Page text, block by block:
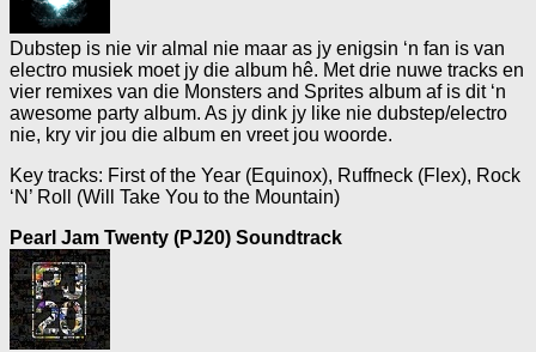
Dubstep is nie vir almal nie maar as jy enigsin ‘n fan is van
electro musiek moet jy die album hê. Met drie nuwe tracks en
vier remixes van die Monsters and Sprites album af is dit ‘n
awesome party album. As jy dink jy like nie dubstep/electro
nie, kry vir jou die album en vreet jou woorde.
Key tracks: First of the Year (Equinox), Ruffneck (Flex), Rock
‘N’ Roll (Will Take You to the Mountain)
Pearl Jam Twenty (PJ20) Soundtrack